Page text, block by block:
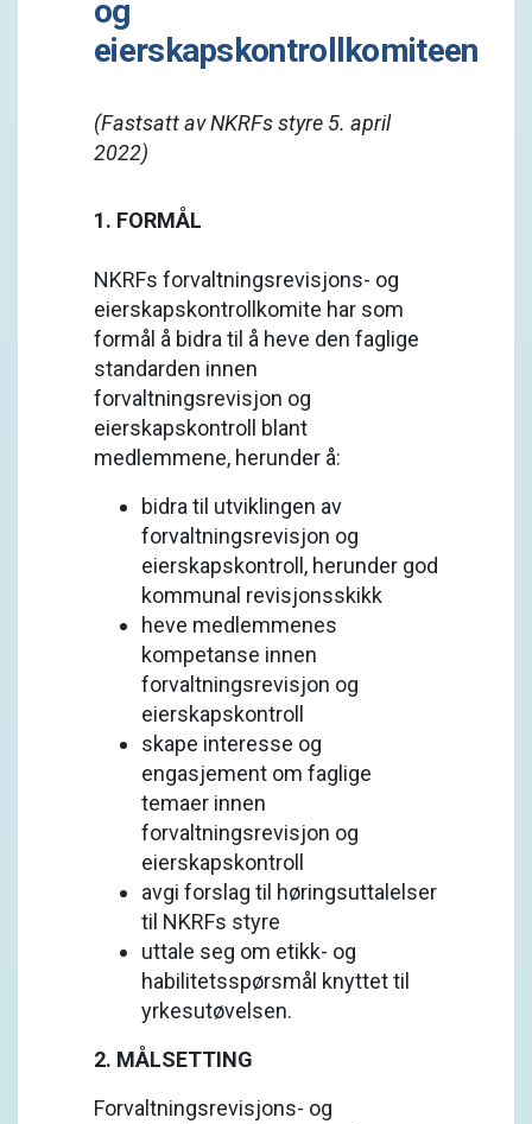
og
eierskapskontrollkomiteen
(Fastsatt av NKRFs styre 5. april
2022)
1. FORMÅL
NKRFs forvaltningsrevisjons- og
eierskapskontrollkomite har som
formål å bidra til å heve den faglige
standarden innen
forvaltningsrevisjon og
eierskapskontroll blant
medlemmene, herunder å:
bidra til utviklingen av
forvaltningsrevisjon og
eierskapskontroll, herunder god
kommunal revisjonsskikk
heve medlemmenes
kompetanse innen
forvaltningsrevisjon og
eierskapskontroll
skape interesse og
engasjement om faglige
temaer innen
forvaltningsrevisjon og
eierskapskontroll
avgi forslag til høringsuttalelser
til NKRFs styre
uttale seg om etikk- og
habilitetsspørsmål knyttet til
yrkesutøvelsen.
2. MÅLSETTING
Forvaltningsrevisjons- og